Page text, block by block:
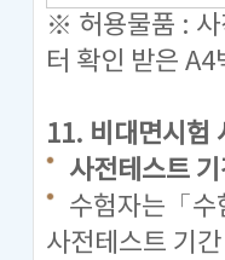
※ 허용물품 : 사
터 확인 받은 A4
11. 비대면시험
사전테스트
수험자는「수
사전테스트 기